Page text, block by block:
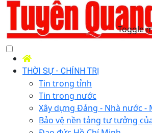
Toggle
THỜI SỰ - CHÍNH TRỊ
Tin trong tỉnh
Tin trong nước
Xây dựng Đảng - Nhà nước -
Bảo vệ nền tảng tư tưởng